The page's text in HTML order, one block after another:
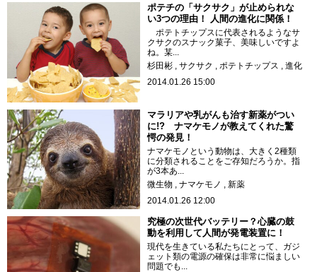
ポテチの「サクサク」が止められな
い3つの理由！ 人間の進化に関係！
ポテトチップスに代表されるようなサ
クサクのスナック菓子、美味しいですよ
ね。某...
杉田彬
サクサク ポテトチップス
進化
2014.01.26 15:00
マラリアや乳がんも治す新薬がつい
に!? ナマケモノが教えてくれた驚
愕の発見！
ナマケモノという動物は、大きく2種類
に分類されることをご存知だろうか。指
が3本あ...
微生物
ナマケモノ
新薬
2014.01.26 12:00
究極の次世代バッテリー？心臓の鼓
動を利用して人間が発電装置に！
現代を生きている私たちにとって、ガジ
ェット類の電源の確保は非常に悩ましい
問題でも...